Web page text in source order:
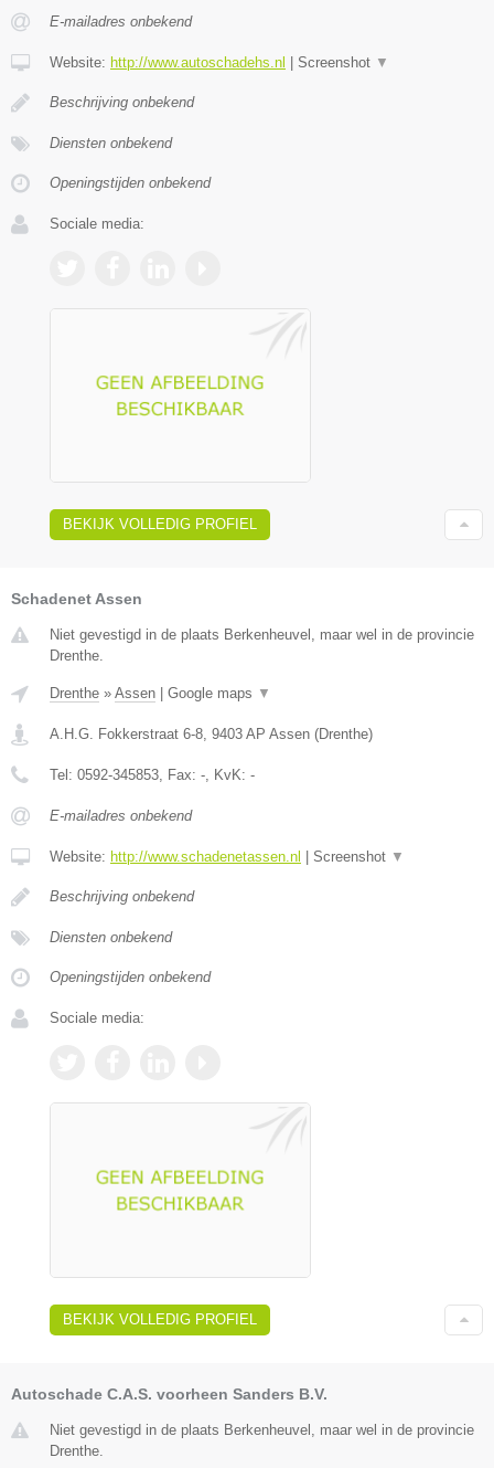
E-mailadres onbekend
Website: http://www.autoschadehs.nl | Screenshot ▼
Beschrijving onbekend
Diensten onbekend
Openingstijden onbekend
Sociale media:
BEKIJK VOLLEDIG PROFIEL
Schadenet Assen
Niet gevestigd in de plaats Berkenheuvel, maar wel in de provincie
Drenthe.
Drenthe » Assen Google maps ▼
A.H.G. Fokkerstraat 6-8, 9403 AP Assen (Drenthe)
Tel: 0592-345853, Fax: -, KvK: -
E-mailadres onbekend
Website: http://www.schadenetassen.nl Screenshot ▼
Beschrijving onbekend
Diensten onbekend
Openingstijden onbekend
Sociale media:
BEKIJK VOLLEDIG PROFIEL
Autoschade C.A.S. voorheen Sanders B.V.
Niet gevestigd in de plaats Berkenheuvel, maar wel in de provincie
Drenthe.